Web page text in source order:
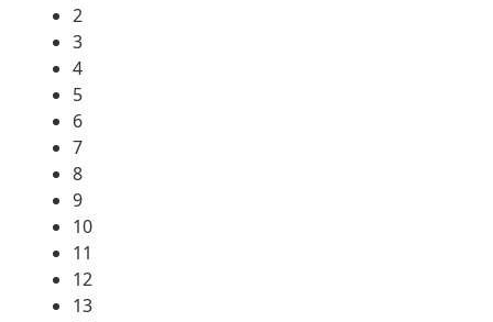
2
3
4
5
6
7
8
9
10
11
12
13